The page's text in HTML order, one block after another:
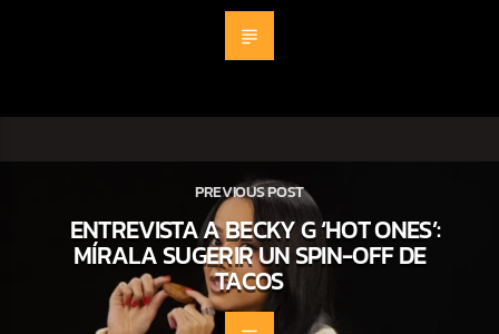
PREVIOUS POST
ENTREVISTA A BECKY G ‘HOT ONES’:
MÍRALA SUGERIR UN SPIN-OFF DE
TACOS